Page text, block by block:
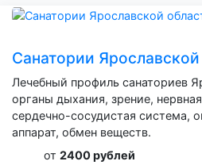
Санатории
Лечебный профиль санаториев
органы дыхания, зрение,
сердечно-сосудистая система,
аппарат, обмен веществ.
от 2400 рублей